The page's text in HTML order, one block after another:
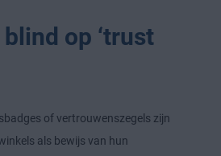
op ‘trust
of vertrouwenszegels zijn
als bewijs van hun